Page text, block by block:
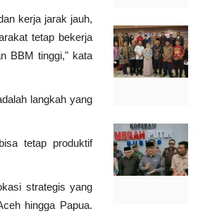
kerja jarak jauh,
tetap bekerja
BBM tinggi," kata
langkah yang
tetap produktif
strategis yang
hingga Papua.